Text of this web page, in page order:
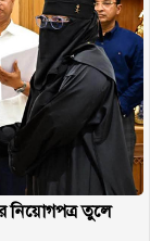
নিয়োগপত্র তুলে